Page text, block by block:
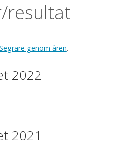
resultat
Segrare genom åren.
2022
2021